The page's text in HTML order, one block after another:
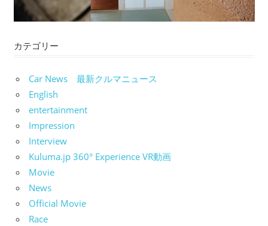
カテゴリー
Car News 最新クルマニュース
English
entertainment
Impression
Interview
Kuluma.jp 360° Experience VR動画
Movie
News
Official Movie
Race